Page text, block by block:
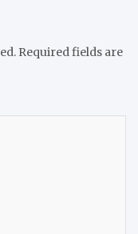
Required fields are